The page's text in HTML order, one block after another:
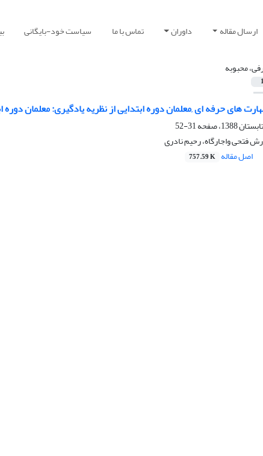
ارسال مقاله داوران تماس با ما سیاست خود-بایگانی
محبوبه
1
های حرفه ای ,معلمان دوره ابتدایی از نظریه یادگیری: معلمان
31-52
فتحی واجارگاه، رحیم نادری
اصل مقاله 757.59 K